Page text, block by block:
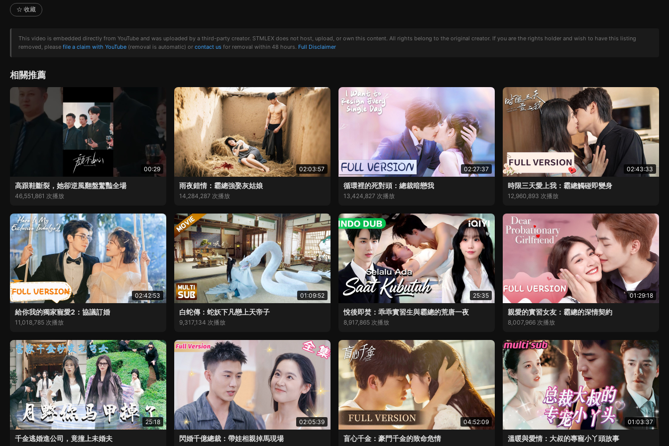
☆ 收藏
This video is embedded directly from YouTube and was uploaded by a third-party creator. STMLEX does not host, upload, or own this content. All rights belong to the original creator. If you are the rights holder and wish to have this listing
removed, please file a claim with YouTube (removal is automatic) or contact us for removal within 48 hours. Full Disclaimer
相關推薦
00:29
高跟鞋斷裂，她卻逆風翻盤驚豔全場
46,551,861 次播放
02:03:57
雨夜錯情：霸總強娶灰姑娘
14,284,287 次播放
02:27:37
循環裡的死對頭：總裁暗戀我
13,424,827 次播放
02:43:33
時限三天愛上我：霸總觸碰即變身
12,960,893 次播放
02:42:53
給你我的獨家寵愛2：協議訂婚
11,018,785 次播放
01:09:52
白蛇傳：蛇妖下凡戀上天帝子
9,317,134 次播放
25:35
悅後即焚：乖乖實習生與霸總的荒唐一夜
8,917,865 次播放
01:29:18
親愛的實習女友：霸總的深情契約
8,007,966 次播放
25:18
千金逃婚進公司，竟撞上未婚夫
02:05:39
閃婚千億總裁：帶娃相親掉馬現場
04:52:09
盲心千金：豪門千金的致命危情
01:03:37
溫暖與愛情：大叔的專寵小丫頭故事